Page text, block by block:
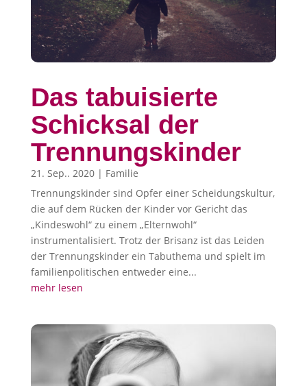
Das tabuisierte
Schicksal der
Trennungskinder
21. Sep.. 2020| Familie
Trennungskinder sind Opfer einer Scheidungskultur,
die auf dem Rücken der Kinder vor Gericht das
„Kindeswohl“ zu einem „Elternwohl“
instrumentalisiert. Trotz der Brisanz ist das Leiden
der Trennungskinder ein Tabuthema und spielt im
familienpolitischen entweder eine...
mehr lesen